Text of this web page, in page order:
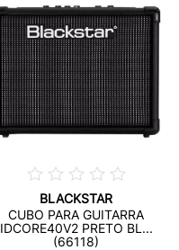
BLACKSTAR
CUBO PARA GUITARRA
IDCORE40V2 PRETO BL...
(66118)